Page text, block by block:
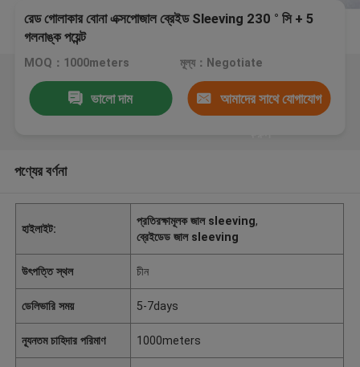
রেড গোলাকার বোনা এক্সপোজাল ব্রেইড Sleeving 230 ° সি + 5
গলনাঙ্ক পয়েন্ট
MOQ：1000meters মূল্য：Negotiate
ভালো দাম আমাদের সাথে যোগাযোগ
পণ্যের বর্ণনা
হাইলাইট:
প্রতিরক্ষামূলক জাল sleeving,
ব্রেইডেড জাল sleeving
উৎপত্তি স্থল চীন
ডেলিভারি সময় 5-7days
ন্যূনতম চাহিদার পরিমাণ 1000meters